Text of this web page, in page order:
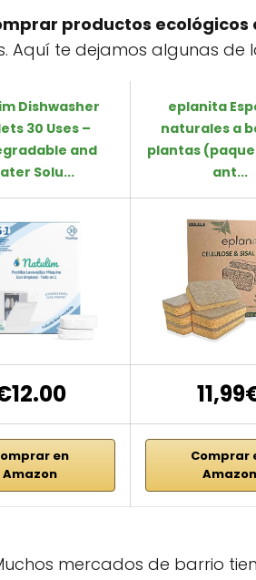
productos ecológicos
Aquí te dejamos algunas
Dishwasher
30 Uses –
and
Solu...
eplanita
naturales a
plantas
ant...
en
Amazon
Comprar
Amazon
mercados de barrio